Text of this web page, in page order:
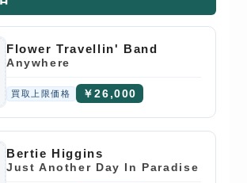
Flower Travellin' Band
Anywhere
買取上限価格 ￥26,000
Bertie Higgins
Just Another Day In Paradise